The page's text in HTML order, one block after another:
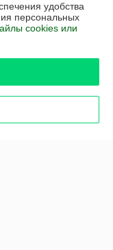
удобства
персональных
cookies или